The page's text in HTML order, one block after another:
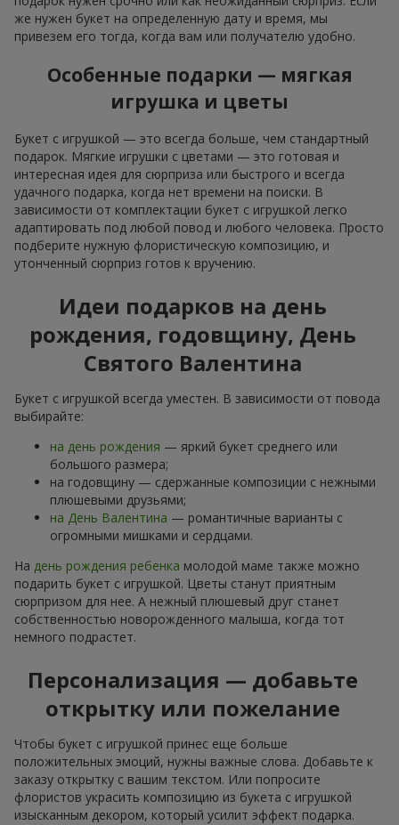
же нужен букет на определенную дату и время, мы
привезем его тогда, когда вам или получателю удобно.
Особенные подарки — мягкая
игрушка и цветы
Букет с игрушкой — это всегда больше, чем стандартный
подарок. Мягкие игрушки с цветами — это готовая и
интересная идея для сюрприза или быстрого и всегда
удачного подарка, когда нет времени на поиски. В
зависимости от комплектации букет с игрушкой легко
адаптировать под любой повод и любого человека. Просто
подберите нужную флористическую композицию, и
утонченный сюрприз готов к вручению.
Идеи подарков на день
рождения, годовщину, День
Святого Валентина
Букет с игрушкой всегда уместен. В зависимости от повода
выбирайте:
на день рождения — яркий букет среднего или
большого размера;
на годовщину — сдержанные композиции с нежными
плюшевыми друзьями;
на День Валентина — романтичные варианты с
огромными мишками и сердцами.
На день рождения ребенка молодой маме также можно
подарить букет с игрушкой. Цветы станут приятным
сюрпризом для нее. А нежный плюшевый друг станет
собственностью новорожденного малыша, когда тот
немного подрастет.
Персонализация — добавьте
открытку или пожелание
Чтобы букет с игрушкой принес еще больше
положительных эмоций, нужны важные слова. Добавьте к
заказу открытку с вашим текстом. Или попросите
флористов украсить композицию из букета с игрушкой
изысканным декором, который усилит эффект подарка.